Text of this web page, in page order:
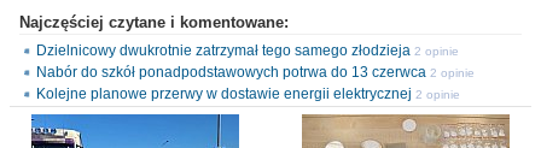
Najczęściej czytane i komentowane:
Dzielnicowy dwukrotnie zatrzymał tego samego złodzieja 2 opinie
Nabór do szkół ponadpodstawowych potrwa do 13 czerwca 2 opinie
Kolejne planowe przerwy w dostawie energii elektrycznej 2 opinie